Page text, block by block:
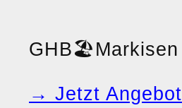
GHB🏖️ Markisen
→ Jetzt Angebot